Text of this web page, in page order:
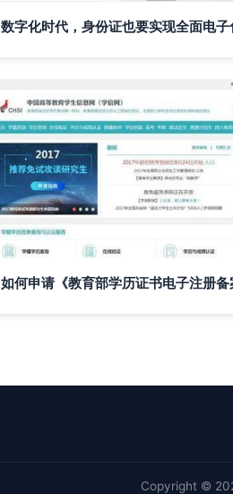
数字化时代，身份证也要实现全面电子
Copyright ©